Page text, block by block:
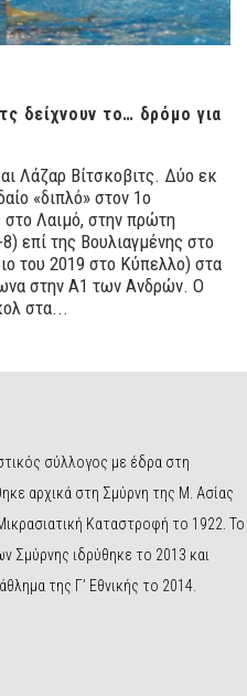
δείχνουν το… δρόμο για
Λάζαρ Βίτσκοβιτς. Δύο εκ
«διπλό» στον 1ο
Λαιμό, στην πρώτη
επί της Βουλιαγμένης στο
του 2019 στο Κύπελλο) στα
στην Α1 των Ανδρών. Ο
στα...
σύλλογος με έδρα στη
αρχικά στη Σμύρνη της Μ. Ασίας
Καταστροφή το 1922. Το
Σμύρνης ιδρύθηκε το 2013 και
της Γ’ Εθνικής το 2014.